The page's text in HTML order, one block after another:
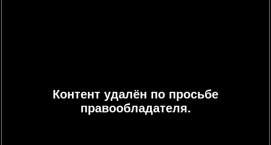
Контент удалён по просьбе
правообладателя.